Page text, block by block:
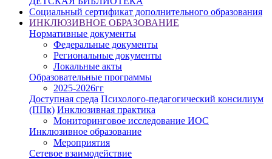
Социальный сертификат дополнительного образования
ИНКЛЮЗИВНОЕ ОБРАЗОВАНИЕ
Нормативные документы
Федеральные документы
Региональные документы
Локальные акты
Образовательные программы
2025-2026гг
Доступная среда Психолого-педагогический консилиум
(ППк) Инклюзивная практика
Мониторинговое исследование ИОС
Инклюзивное образование
Мероприятия
Сетевое взаимодействие